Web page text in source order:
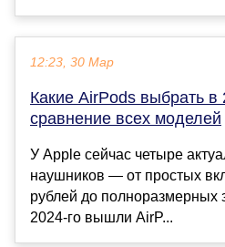
12:23, 30 Мар
Какие AirPods выбрать в
сравнение всех моделей
У Apple сейчас четыре
наушников — от простых
рублей до полноразмерных
2024-го вышли AirP...